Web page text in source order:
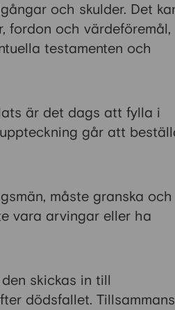
och skulder. Det
fordon och värdeföremål,
testamenten och
är det dags att fylla i
går att
måste granska och
vara arvingar eller ha
skickas in till
dödsfallet. Tillsammans